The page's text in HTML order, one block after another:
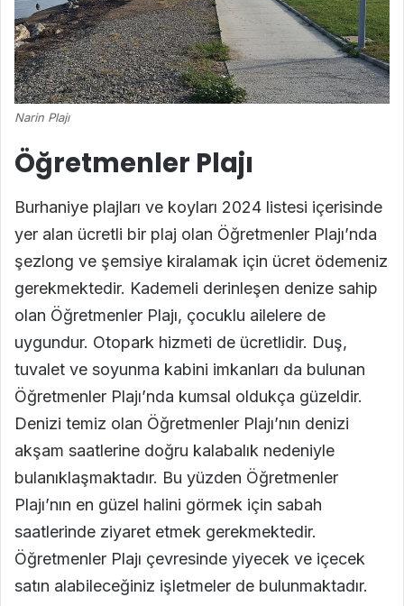
Narin Plajı
Öğretmenler Plajı
Burhaniye plajları ve koyları 2024 listesi içerisinde
yer alan ücretli bir plaj olan Öğretmenler Plajı’nda
şezlong ve şemsiye kiralamak için ücret ödemeniz
gerekmektedir. Kademeli derinleşen denize sahip
olan Öğretmenler Plajı, çocuklu ailelere de
uygundur. Otopark hizmeti de ücretlidir. Duş,
tuvalet ve soyunma kabini imkanları da bulunan
Öğretmenler Plajı’nda kumsal oldukça güzeldir.
Denizi temiz olan Öğretmenler Plajı’nın denizi
akşam saatlerine doğru kalabalık nedeniyle
bulanıklaşmaktadır. Bu yüzden Öğretmenler
Plajı’nın en güzel halini görmek için sabah
saatlerinde ziyaret etmek gerekmektedir.
Öğretmenler Plajı çevresinde yiyecek ve içecek
satın alabileceğiniz işletmeler de bulunmaktadır.